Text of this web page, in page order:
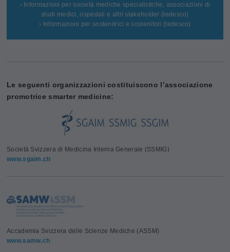
› Informazioni per società mediche specialistiche, associazioni di
studi medici, ospedali e altri stakeholder (tedesco)
› Informazioni per sostenitrici e sostenitori (tedesco)
Le seguenti organizzazioni costituiscono l’associazione
promotrice smarter medicine:
Società Svizzera di Medicina Interna Generale (SSMIG)
www.sgaim.ch
Accademia Svizzera delle Scienze Mediche (ASSM)
www.samw.ch